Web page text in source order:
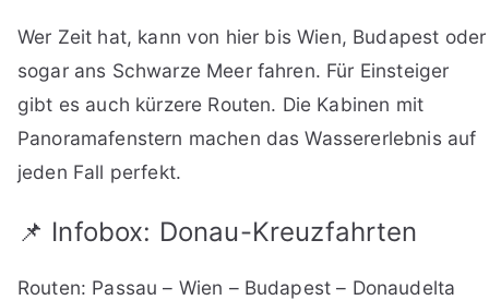
Wer Zeit hat, kann von hier bis Wien, Budapest oder
sogar ans Schwarze Meer fahren. Für Einsteiger
gibt es auch kürzere Routen. Die Kabinen mit
Panoramafenstern machen das Wassererlebnis auf
jeden Fall perfekt.
📌 Infobox: Donau-Kreuzfahrten
Routen: Passau – Wien – Budapest – Donaudelta